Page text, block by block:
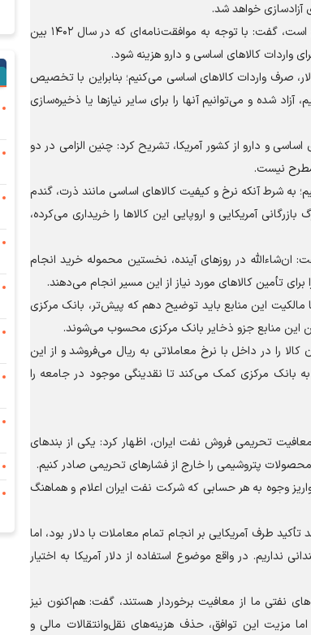
وی با تاکید بر اینکه آنچه در حال حاضر برای ما ضرورت دارد، امکان استفاده از این منابع است، گفت: با توجه به موافقت‌نامه‌ای که در سال ۱۴۰۲ بین
واردات کالا‌های اساسی و دارو هزینه شود.
۱۰ تا ۱۲ میلیارد دلار و در محاسبه‌ای کلی‌تر، نزدیک به ۱۵ میلیارد دلار، صرف واردات کالا‌های اساسی می‌کنیم؛ بنابراین با تخصیص
شده و می‌توانیم آنها را برای سایر نیاز‌ها یا ذخیره‌سازی
و دارو از کشور آمریکا، تشریح کرد: چنین الزامی در دو
مطرح نیست.
به شرط آنکه نرخ و کیفیت کالا‌های اساسی مانند ذرت، گندم
آمریکایی و اروپایی این کالا‌ها را خریداری می‌کرده،
ان‌شاءالله در روز‌های آینده، نخستین محموله خرید انجام
تأمین کالا‌های مورد نیاز از این مسیر انجام می‌دهند.
مالکیت این منابع باید توضیح دهم که پیش‌تر، بانک مرکزی
این منابع جزو ذخایر بانک مرکزی محسوب می‌شوند.
را در داخل با نرخ معاملاتی به ریال می‌فروشد و از این
بانک مرکزی کمک می‌کند تا نقدینگی موجود در جامعه را
تحریمی فروش نفت ایران، اظهار کرد: یکی از بند‌های
وجوه به هر حسابی که شرکت نفت ایران اعلام و هماهنگ
طرف آمریکایی بر انجام تمام معاملات با دلار بود، اما
نداریم. در واقع موضوع استفاده از دلار آمریکا به اختیار
مشتقات و فرآورده‌های نفتی ما از معافیت برخوردار هستند، گفت: هم‌اکنون نیز
مزیت این توافق، حذف هزینه‌های نقل‌وانتقالات مالی و